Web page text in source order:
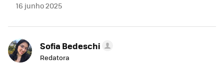
16 junho 2025
Sofia Bedeschi
Redatora